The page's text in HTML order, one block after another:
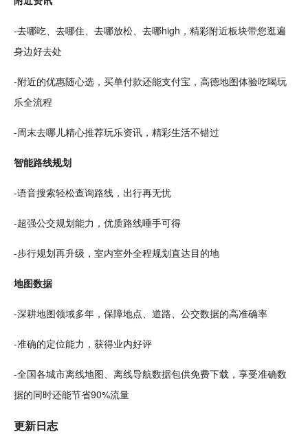
-去哪吃、去哪住、去哪放松 、去哪high，精彩附近板块带您逛遍
身边好去处
-附近的优惠随心选，买单付款还能支付宝，高德地图体验吃喝玩
乐全流程
-周末去哪儿精心推荐玩乐资讯，精彩生活不错过
智能路线规划
-语音搜索轻松查询路线，出行再无忧
-超强公交规划能力，优质路线唾手可得
-步行规划再升级，室内室外全程规划直达目的地
地图数据
-深耕地图领域多年，保障地点、道路、公交数据的高准确率
-准确的定位能力，获得业内好评
-全国各城市离线地图、离线导航数据包供免费下载，享受准确数
据的同时还能节省90%流量
更新日志